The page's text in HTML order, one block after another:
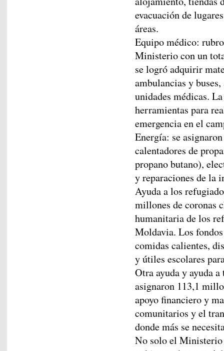
evacuación de
áreas.
Equipo médico:
Ministerio con un
se logró adquirir
ambulancias y
unidades médicas.
herramientas para
emergencia en el
Energía: se
calentadores de
propano butano),
y reparaciones de la
Ayuda a los
millones de coronas
humanitaria de los
Moldavia. Los
comidas calientes,
y útiles escolares
Otra ayuda y ayuda
asignaron 113,1
apoyo financiero y
comunitarios y el
donde más se
No solo el Ministerio